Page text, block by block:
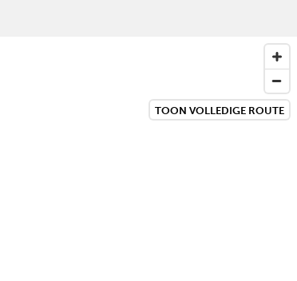
TOON VOLLEDIGE ROUTE
Next